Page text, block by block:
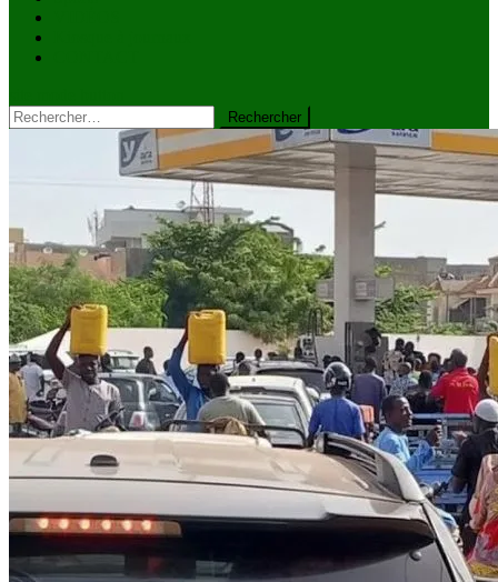
Rechercher :